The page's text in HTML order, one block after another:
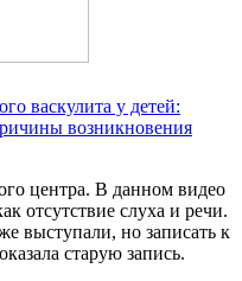
васкулита у детей:
возникновения
центра. В данном видео
отсутствие слуха и речи.
выступали, но записать к
старую запись.